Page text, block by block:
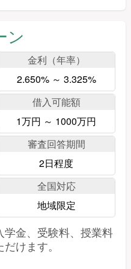
ン
金利（年率）
2.650% ～ 3.325%
借入可能額
1万円 ～ 1000万円
審査回答期間
2日程度
全国対応
地域限定
金、受験料、授業料
けます。